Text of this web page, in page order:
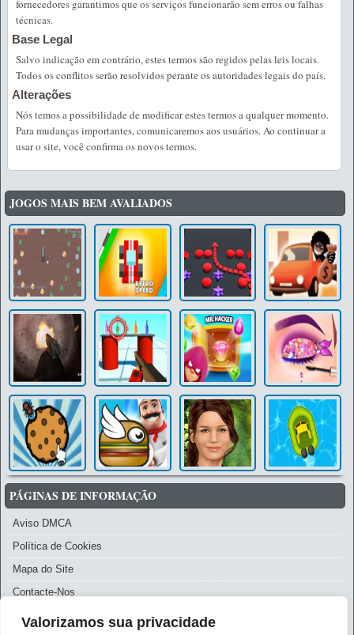
Valorizamos sua privacidade
fornecedores garantimos que os serviços funcionarão sem erros ou falhas
técnicas.
Base Legal
Salvo indicação em contrário, estes termos são regidos pelas leis locais.
Todos os conflitos serão resolvidos perante os autoridades legais do país.
Alterações
Nós temos a possibilidade de modificar estes termos a qualquer momento.
Para mudanças importantes, comunicaremos aos usuários. Ao continuar a
usar o site, você confirma os novos termos.
JOGOS MAIS BEM AVALIADOS
PÁGINAS DE INFORMAÇÃO
Aviso DMCA
Política de Cookies
Mapa do Site
Contacte-Nos
Política de Privacidade